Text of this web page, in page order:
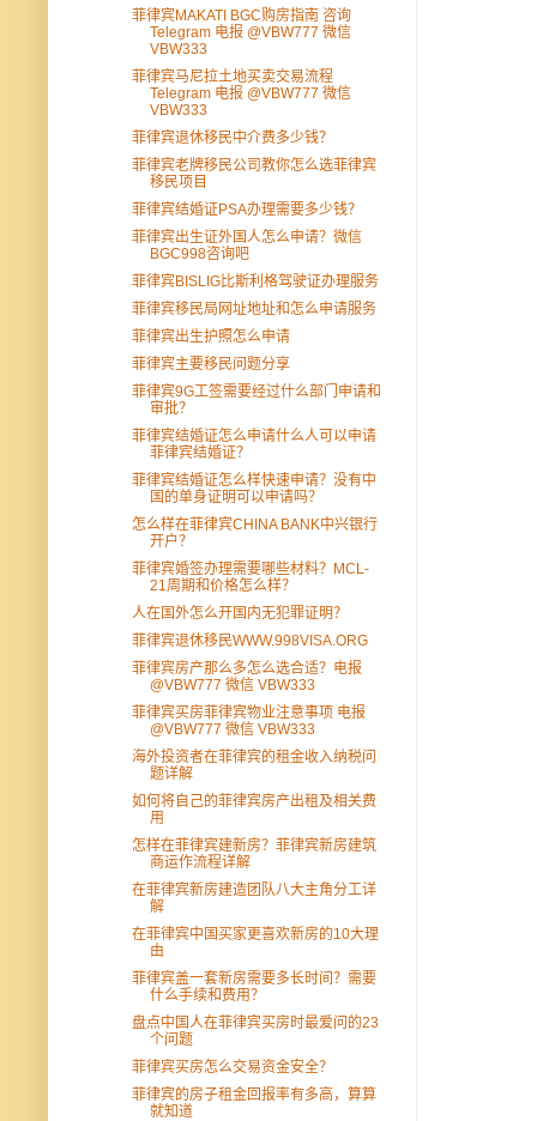
菲律宾MAKATI BGC购房指南 咨询
Telegram 电报 @VBW777 微信
VBW333
菲律宾马尼拉土地买卖交易流程
Telegram 电报 @VBW777 微信
VBW333
菲律宾退休移民中介费多少钱？
菲律宾老牌移民公司教你怎么选菲律宾
移民项目
菲律宾结婚证PSA办理需要多少钱？
菲律宾出生证外国人怎么申请？微信
BGC998咨询吧
菲律宾BISLIG比斯利格驾驶证办理服务
菲律宾移民局网址地址和怎么申请服务
菲律宾出生护照怎么申请
菲律宾主要移民问题分享
菲律宾9G工签需要经过什么部门申请和
审批？
菲律宾结婚证怎么申请什么人可以申请
菲律宾结婚证？
菲律宾结婚证怎么样快速申请？没有中
国的单身证明可以申请吗？
怎么样在菲律宾CHINA BANK中兴银行
开户？
菲律宾婚签办理需要哪些材料？MCL-
21周期和价格怎么样？
人在国外怎么开国内无犯罪证明？
菲律宾退休移民WWW.998VISA.ORG
菲律宾房产那么多怎么选合适？电报
@VBW777 微信 VBW333
菲律宾买房菲律宾物业注意事项 电报
@VBW777 微信 VBW333
海外投资者在菲律宾的租金收入纳税问
题详解
如何将自己的菲律宾房产出租及相关费
用
怎样在菲律宾建新房？菲律宾新房建筑
商运作流程详解
在菲律宾新房建造团队八大主角分工详
解
在菲律宾中国买家更喜欢新房的10大理
由
菲律宾盖一套新房需要多长时间？需要
什么手续和费用？
盘点中国人在菲律宾买房时最爱问的23
个问题
菲律宾买房怎么交易资金安全？
菲律宾的房子租金回报率有多高，算算
就知道